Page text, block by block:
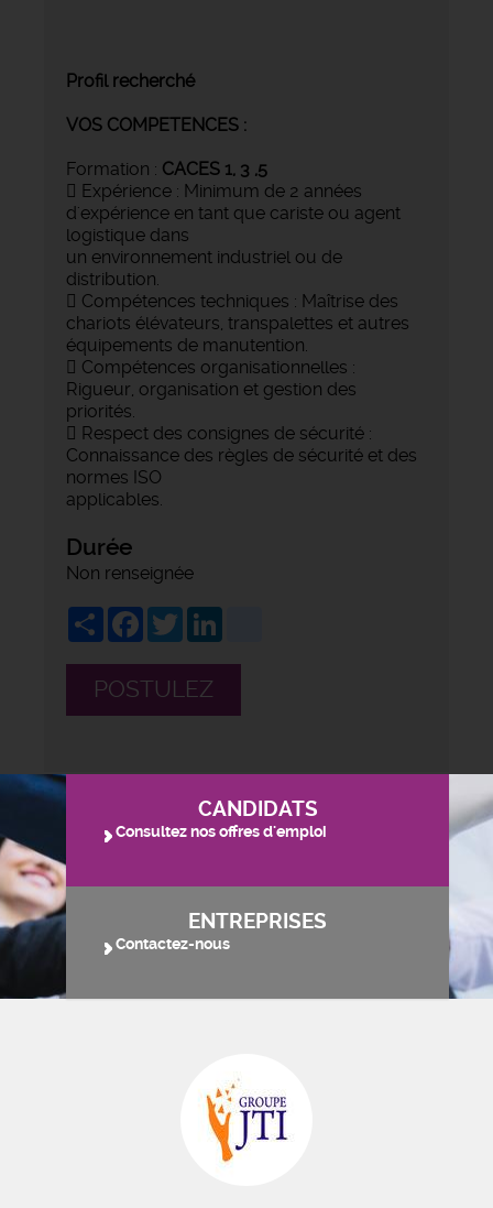
Profil recherché
VOS COMPETENCES :
Formation : CACES 1, 3 ,5
 Expérience : Minimum de 2 années
d'expérience en tant que cariste ou agent
logistique dans
un environnement industriel ou de
distribution.
 Compétences techniques : Maîtrise des
chariots élévateurs, transpalettes et autres
équipements de manutention.
 Compétences organisationnelles :
Rigueur, organisation et gestion des
priorités.
 Respect des consignes de sécurité :
Connaissance des règles de sécurité et des
normes ISO
applicables.
Durée
Non renseignée
ShareFacebook
Twitter
POSTULEZ
CANDIDATS
Consultez nos offres d'emploi
ENTREPRISES
Contactez-nous